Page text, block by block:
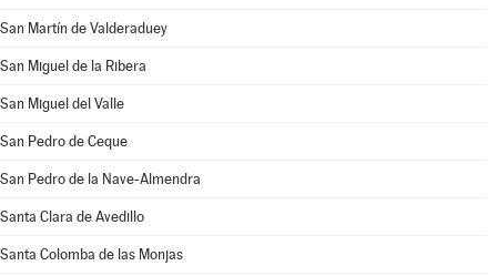
San Martín de Valderaduey
San Miguel de la Ribera
San Miguel del Valle
San Pedro de Ceque
San Pedro de la Nave-Almendra
Santa Clara de Avedillo
Santa Colomba de las Monjas